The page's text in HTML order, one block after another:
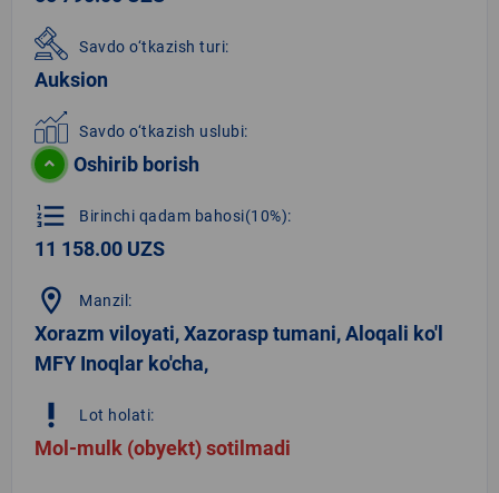
Savdo o‘tkazish turi:
Auksion
Savdo o‘tkazish uslubi:
Oshirib borish
format_list_numbered Birinchi qadam bahosi(10%):
11 158.00 UZS
location_on Manzil:
Xorazm viloyati, Xazorasp tumani, Aloqali ko'l
MFY Inoqlar ko'cha,
priority_high Lot holati:
Mol-mulk (obyekt) sotilmadi